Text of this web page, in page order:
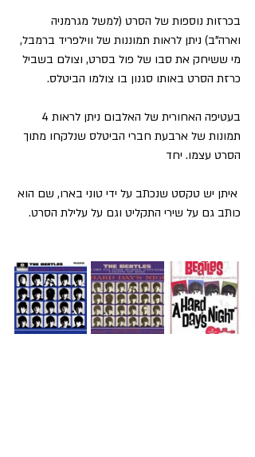
בכרזות נוספות של הסרט (למשל מגרמניה
וארה"ב) ניתן לראות תמוננות של ווילפריד ברמבל,
מי ששיחק את סבו של פול בסרט, וצולם בשביל
כרזת הסרט באותו סגנון בו צולמו הביטלס.
תמונות של ארבעת חברי הביטלס שנלקחו מתוך
הסרט עצמו. יחד
איתן יש טקסט שנכתב על ידי טוני בארו, שם הוא
כותב גם על שירי התקליט וגם על עלילת הסרט.